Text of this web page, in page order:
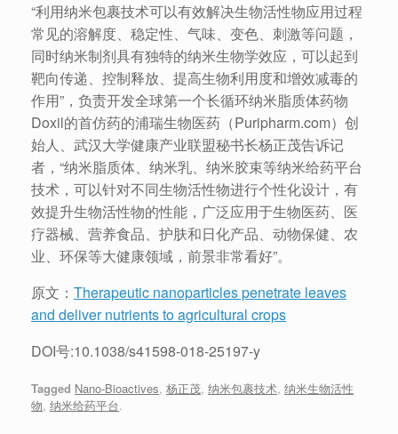
“利用纳米包裹技术可以有效解决生物活性物应用过程
常见的溶解度、稳定性、气味、变色、刺激等问题，
同时纳米制剂具有独特的纳米生物学效应，可以起到
靶向传递、控制释放、提高生物利用度和增效减毒的
作用”，负责开发全球第一个长循环纳米脂质体药物
Doxil的首仿药的浦瑞生物医药（Puripharm.com）创
始人、武汉大学健康产业联盟秘书长杨正茂告诉记
者，“纳米脂质体、纳米乳、纳米胶束等纳米给药平台
技术，可以针对不同生物活性物进行个性化设计，有
效提升生物活性物的性能，广泛应用于生物医药、医
疗器械、营养食品、护肤和日化产品、动物保健、农
业、环保等大健康领域，前景非常看好”。
原文： Therapeutic nanoparticles penetrate leaves
and deliver nutrients to agricultural crops
DOI号:10.1038/s41598-018-25197-y
Tagged Nano-Bioactives, 杨正茂, 纳米包裹技术, 纳米生物活性
物, 纳米给药平台.